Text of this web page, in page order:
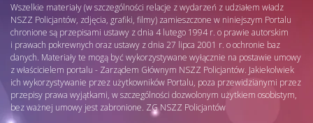
Wszelkie materiały (w szczególności relacje z wydarzeń z udziałem władz
NSZZ Policjantów, zdjęcia, grafiki, filmy) zamieszczone w niniejszym Portalu
chronione są przepisami ustawy z dnia 4 lutego 1994 r. o prawie autorskim
i prawach pokrewnych oraz ustawy z dnia 27 lipca 2001 r. o ochronie baz
danych. Materiały te mogą być wykorzystywane wyłącznie na postawie umowy
z właścicielem portalu - Zarządem Głównym NSZZ Policjantów. Jakiekolwiek
ich wykorzystywanie przez użytkowników Portalu, poza przewidzianymi przez
przepisy prawa wyjątkami, w szczególności dozwolonym użytkiem osobistym,
bez ważnej umowy jest zabronione. ZG NSZZ Policjantów